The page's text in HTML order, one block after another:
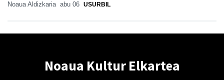
Noaua Aldizkaria abu 06 USURBIL
Noaua Kultur Elkartea